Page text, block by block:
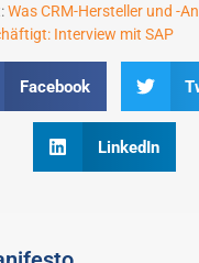
Was CRM-Hersteller und -
Interview mit SAP
Facebook
LinkedIn